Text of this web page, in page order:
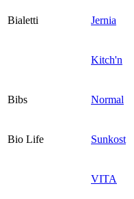
Bialetti Jernia
Kitch'n
Bibs Normal
Bio Life Sunkost
VITA